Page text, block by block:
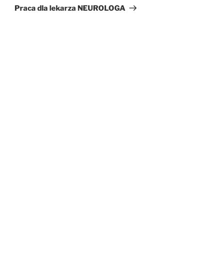
wpis
Praca dla lekarza NEUROLOGA